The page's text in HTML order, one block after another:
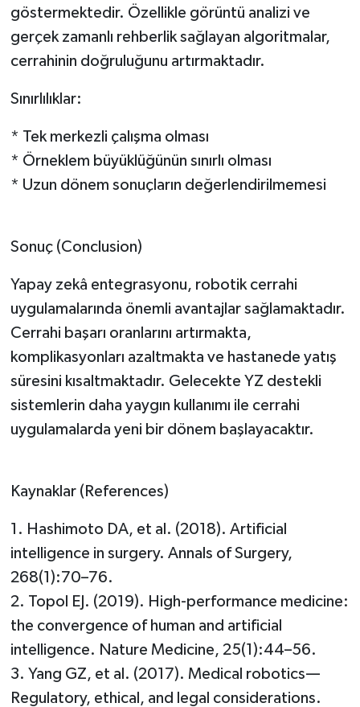
göstermektedir. Özellikle görüntü analizi ve
gerçek zamanlı rehberlik sağlayan algoritmalar,
cerrahinin doğruluğunu artırmaktadır.
Sınırlılıklar:
* Tek merkezli çalışma olması
* Örneklem büyüklüğünün sınırlı olması
* Uzun dönem sonuçların değerlendirilmemesi
Sonuç (Conclusion)
Yapay zekâ entegrasyonu, robotik cerrahi
uygulamalarında önemli avantajlar sağlamaktadır.
Cerrahi başarı oranlarını artırmakta,
komplikasyonları azaltmakta ve hastanede yatış
süresini kısaltmaktadır. Gelecekte YZ destekli
sistemlerin daha yaygın kullanımı ile cerrahi
uygulamalarda yeni bir dönem başlayacaktır.
Kaynaklar (References)
1. Hashimoto DA, et al. (2018). Artificial
intelligence in surgery. Annals of Surgery,
268(1):70–76.
2. Topol EJ. (2019). High-performance medicine:
the convergence of human and artificial
intelligence. Nature Medicine, 25(1):44–56.
3. Yang GZ, et al. (2017). Medical robotics—
Regulatory, ethical, and legal considerations.